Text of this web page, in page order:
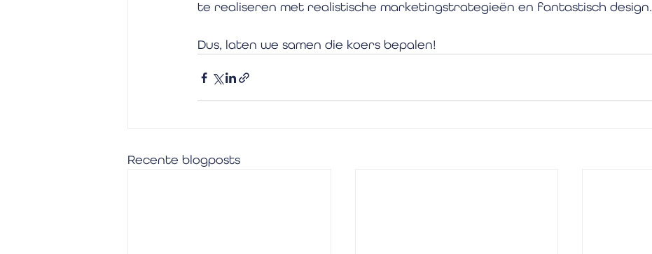
te realiseren met realistische marketingstrategieën en fantastisch design.
Dus, laten we samen die koers bepalen!
Recente blogposts